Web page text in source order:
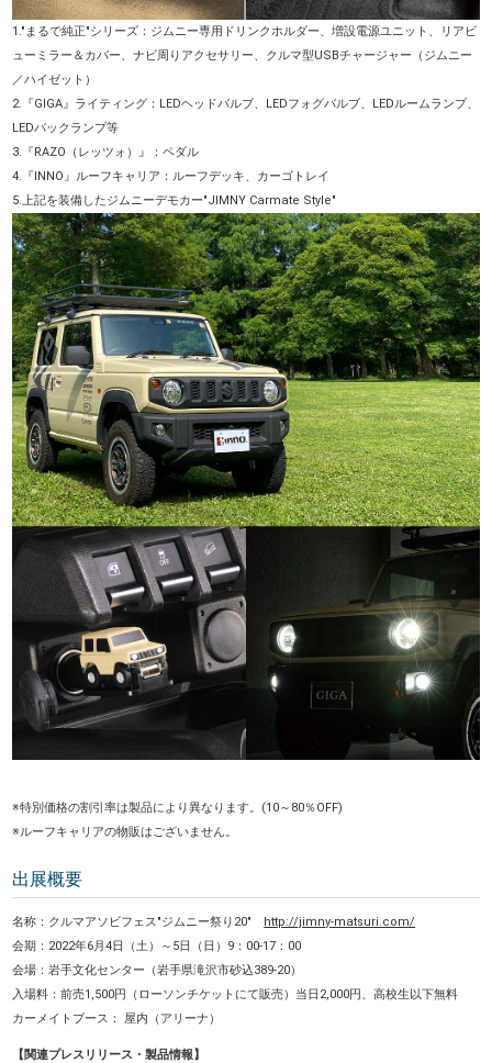
1."まるで純正"シリーズ：ジムニー専用ドリンクホルダー、増設電源ユニット、リアビ
ューミラー＆カバー、ナビ周りアクセサリー、クルマ型USBチャージャー（ジムニー
／ハイゼット）
2.『GIGA』ライティング：LEDヘッドバルブ、LEDフォグバルブ、LEDルームランプ、
LEDバックランプ等
3.『RAZO（レッツォ）』：ペダル
4.『INNO』ルーフキャリア：ルーフデッキ、カーゴトレイ
5.上記を装備したジムニーデモカー"JIMNY Carmate Style"
※特別価格の割引率は製品により異なります。(10～80％OFF)
※ルーフキャリアの物販はございません。
出展概要
名称：クルマアソビフェス"ジムニー祭り20" http://jimny-matsuri.com/
会期：2022年6月4日（土）～5日（日）9：00-17：00
会場：岩手文化センター（岩手県滝沢市砂込389-20）
入場料：前売1,500円（ローソンチケットにて販売）当日2,000円、高校生以下無料
カーメイトブース： 屋内（アリーナ）
【関連プレスリリース・製品情報】